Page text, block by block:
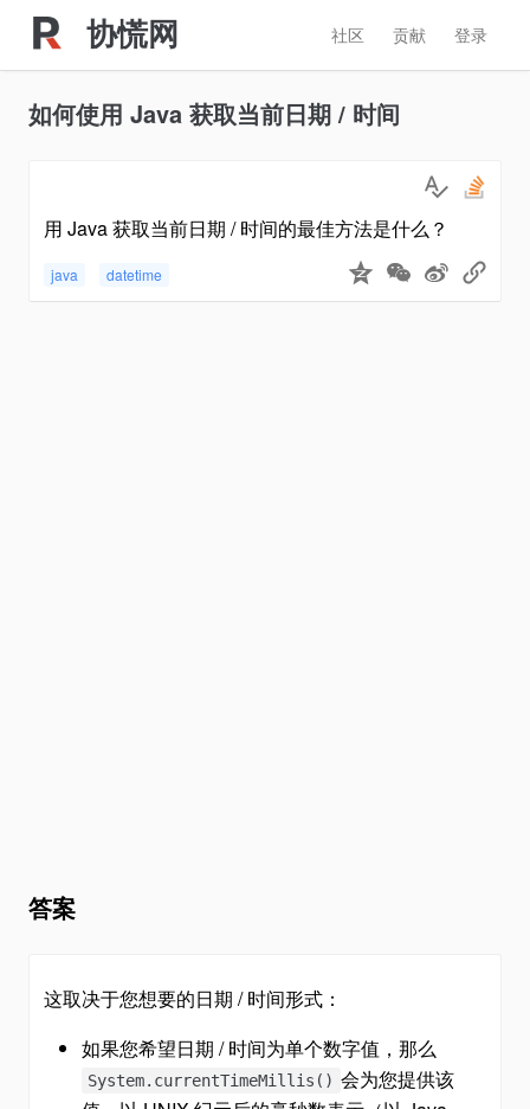
协慌网 登录
贡献
社区
如何使用 Java 获取当前日期 / 时间
用 Java 获取当前日期 / 时间的最佳方法是什么？
java datetime
答案
这取决于您想要的日期 / 时间形式：
如果您希望日期 / 时间为单个数字值，那么
System.currentTimeMillis() 会为您提供该